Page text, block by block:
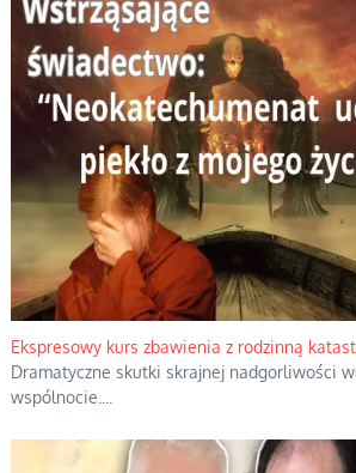
Ekspresowy kurs zbawienia z rodzinną
Dramatyczne skutki skrajnej nadgorliwości
wspólnocie.